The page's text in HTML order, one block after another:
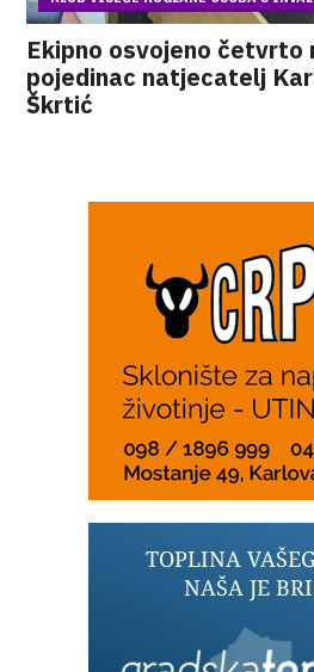
Ekipno osvojeno četvrto
pojedinac natjecatelj
Škrtić